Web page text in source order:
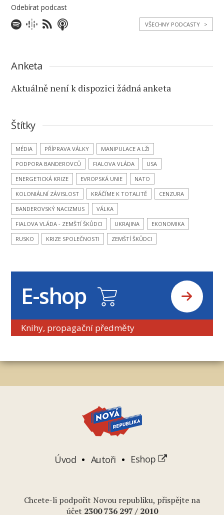
Odebírat podcast
VŠECHNY PODCASTY >
Anketa
Aktuálně není k dispozici žádná anketa
Štítky
MÉDIA PŘÍPRAVA VÁLKY
MANIPULACE A LŽI
PODPORA BANDEROVCŮ
FIALOVA VLÁDA
USA
ENERGETICKÁ KRIZE
EVROPSKÁ UNIE
NATO
KOLONIÁLNÍ ZÁVISLOST
KRÁČÍME K TOTALITĚ
CENZURA
BANDEROVSKÝ NACIZMUS
VÁLKA
FIALOVA VLÁDA - ZEMŠTÍ ŠKŮDCI
UKRAJINA
EKONOMIKA
RUSKO
KRIZE SPOLEČNOSTI ZEMŠTÍ ŠKŮDCI
E-shop
Knihy, propagační předměty
Úvod Autoři Eshop
Chcete-li podpořit Novou republiku, přispějte na
účet 2300 736 297 / 2010